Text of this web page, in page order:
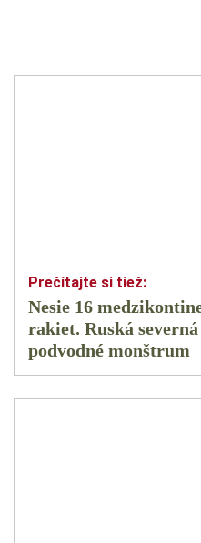
Nesie 16
rakiet. Ruská
podvodné monštrum